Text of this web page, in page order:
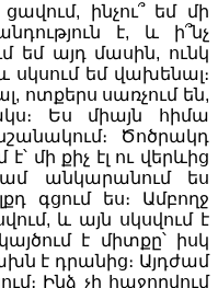
ինչու՞ եմ մի
է, և ի՞նչ
եմ այդ մասին, ունկ
սկսում եմ վախենալ։
ոտքերս սառչում են,
Ես միայն հիմա
Ծոծրակդ
մի քիչ էլ ու վերևից
անկարանում ես
գցում ես։ Ամբողջ
և այն սկսվում է
է միտքը՝ իսկ
է դրանից։ Այդժամ
Ինձ չի հաջողվում